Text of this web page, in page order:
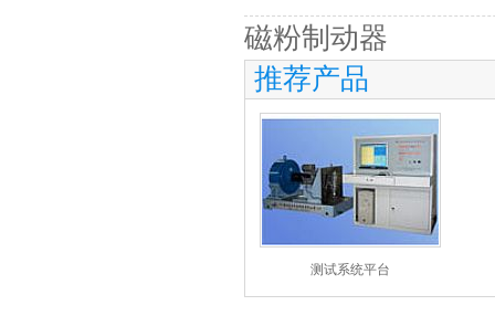
磁粉制动器
推荐产品
测试系统平台